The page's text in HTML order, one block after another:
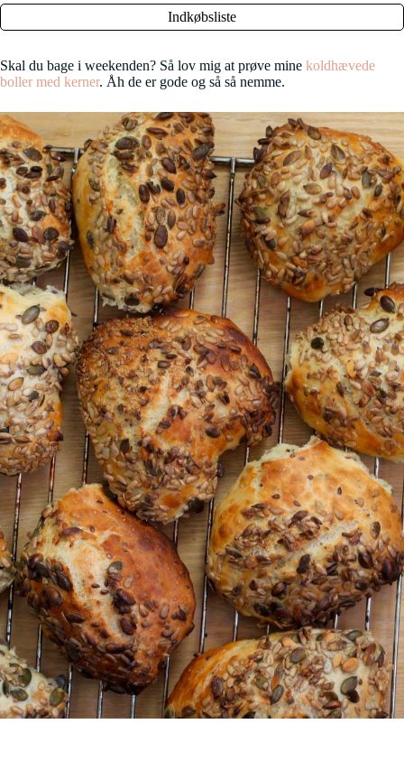
Indkøbsliste
Skal du bage i weekenden? Så lov mig at prøve mine koldhævede
boller med kerner. Åh de er gode og så så nemme.